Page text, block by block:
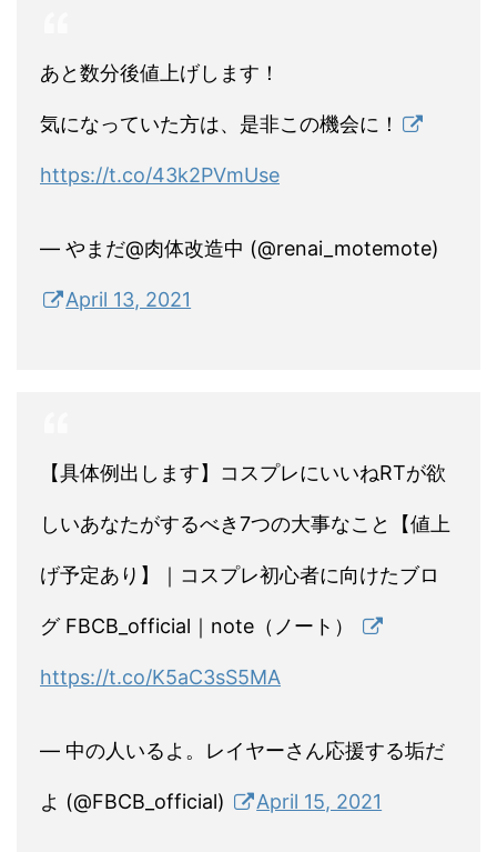
あと数分後値上げします！
気になっていた方は、是非この機会に！
https://t.co/43k2PVmUse
— やまだ@肉体改造中 (@renai_motemote)
April 13, 2021
【具体例出します】コスプレにいいねRTが欲
しいあなたがするべき7つの大事なこと【値上
げ予定あり】｜コスプレ初心者に向けたブロ
グ FBCB_official｜note（ノート）
https://t.co/K5aC3sS5MA
— 中の人いるよ。レイヤーさん応援する垢だ
よ (@FBCB_official) April 15, 2021